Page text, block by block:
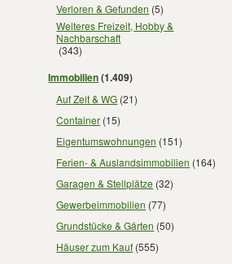
Verloren & Gefunden (5)
Weiteres Freizeit, Hobby &
Nachbarschaft
(343)
Immobilien(1.409)
Auf Zeit & WG (21)
Container (15)
Eigentumswohnungen (151)
Ferien- & Auslandsimmobilien (164)
Garagen & Stellplätze (32)
Gewerbeimmobilien (77)
Grundstücke & Gärten (50)
Häuser zum Kauf (555)